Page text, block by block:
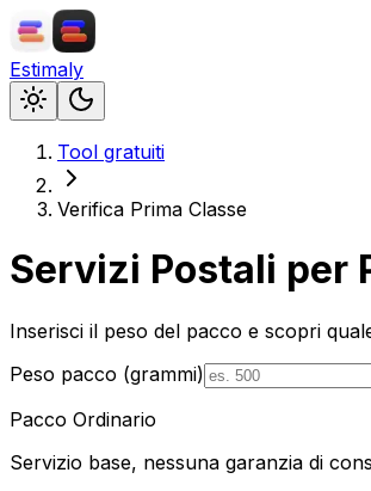
Estimaly
Tool gratuiti
Verifica Prima Classe
Servizi Postali per
Inserisci il peso del pacco e scopri
Peso pacco (grammi)
Pacco Ordinario
Servizio base, nessuna garanzia di